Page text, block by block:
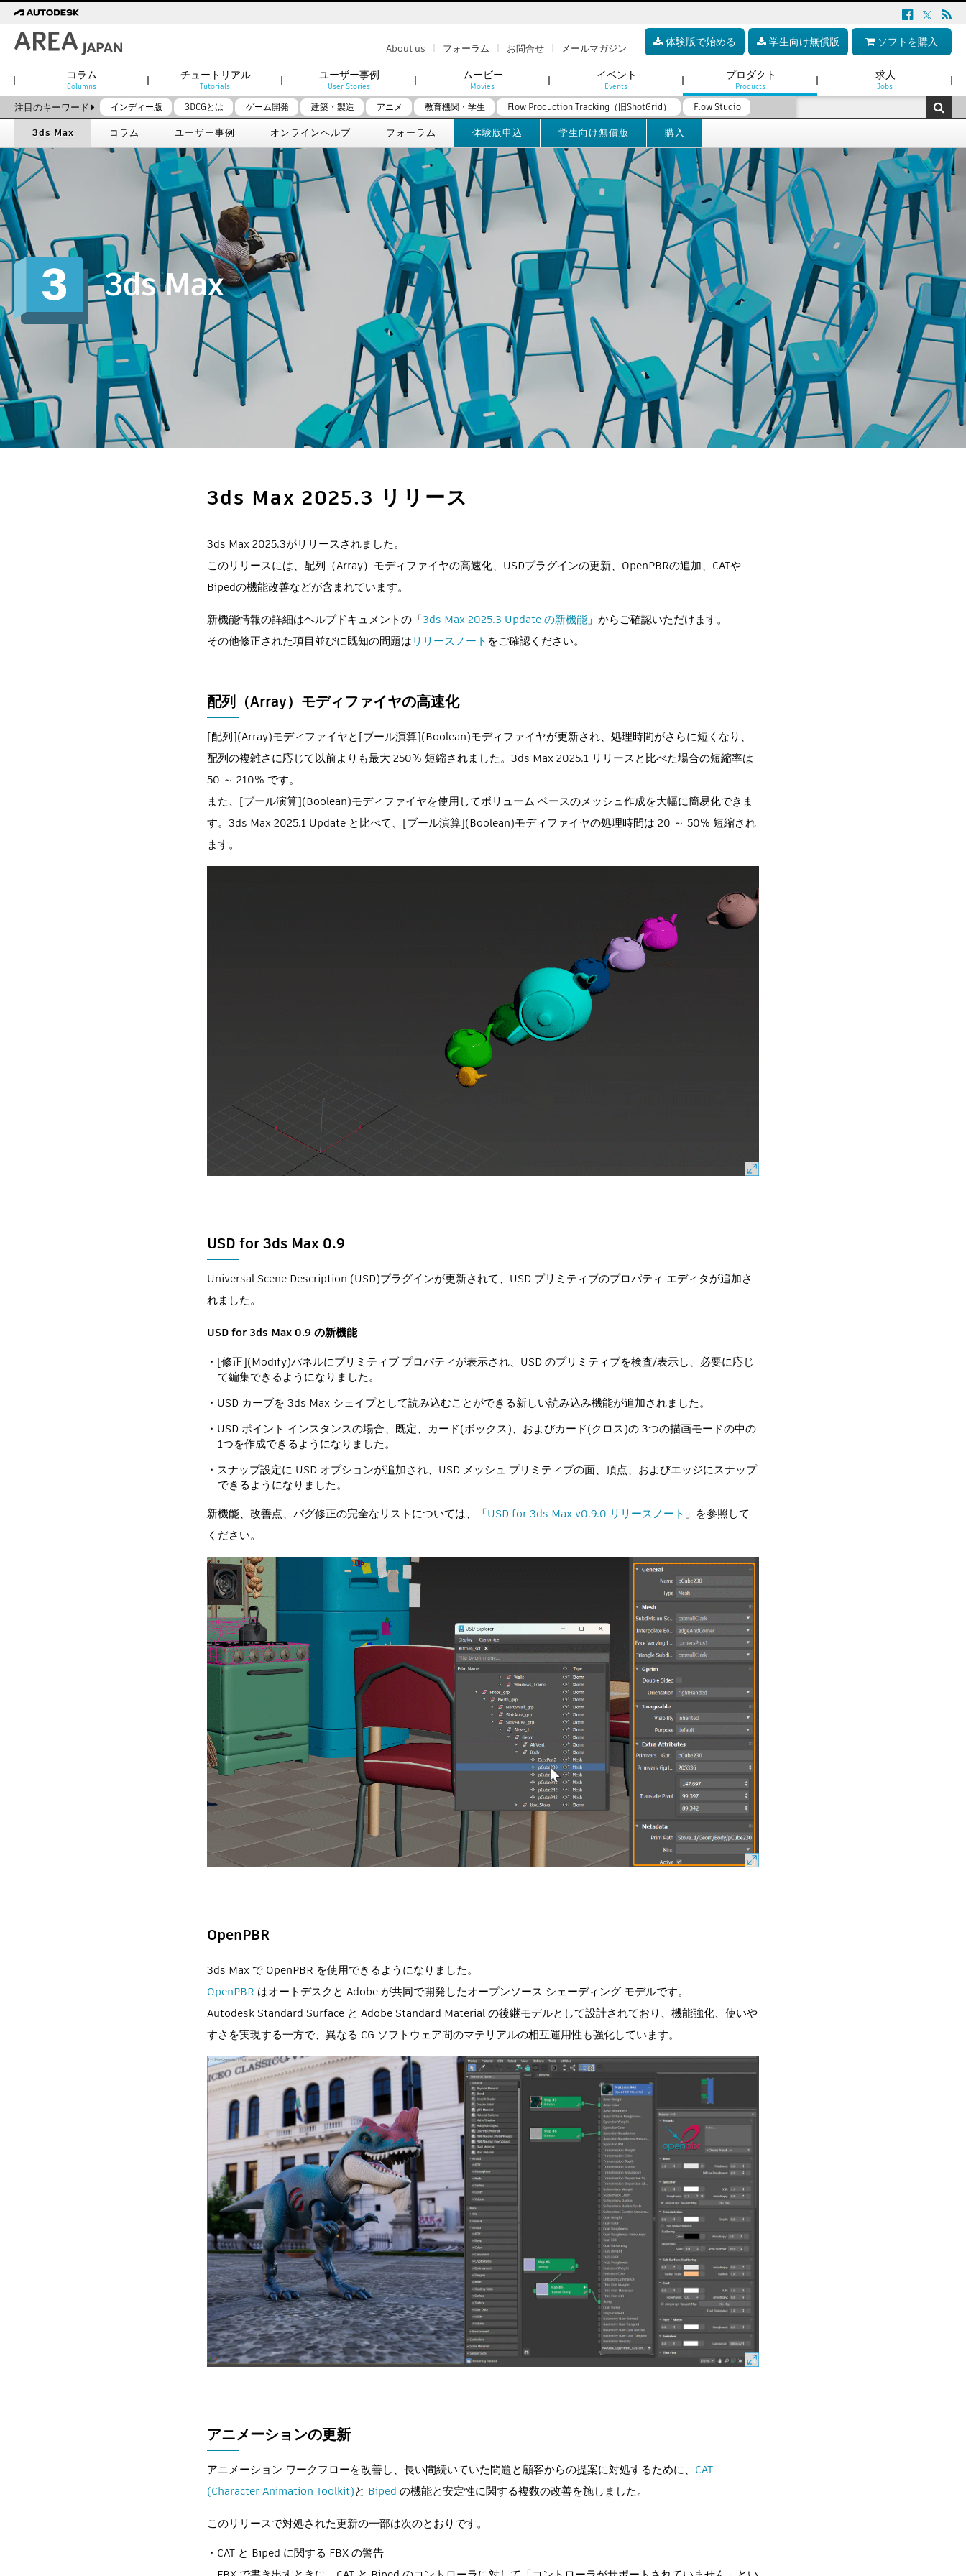
体験版で始める 学生向け無償版 ソフトを購入
About us | フォーラム | お問合せ | メールマガジン
コラム
Columns
チュートリアル
Tutorials
ユーザー事例
User Stories
ムービー
Movies
イベント
Events
プロダクト
Products
求人
Jobs
注目のキーワード インディー版 3DCGとは ゲーム開発 建築・製造 アニメ 教育機関・学生 Flow Production Tracking（旧ShotGrid） Flow Studio
3ds Max コラム ユーザー事例 オンラインヘルプ フォーラム 体験版申込 学生向け無償版 購入
3ds Max 2025.3 リリース
3ds Max 2025.3がリリースされました。
このリリースには、配列（Array）モディファイヤの高速化、USDプラグインの更新、OpenPBRの追加、CATや
Bipedの機能改善などが含まれています。
新機能情報の詳細はヘルプドキュメントの「3ds Max 2025.3 Update の新機能 」からご確認いただけます。
その他修正された項目並びに既知の問題はリリースノート をご確認ください。
配列（Array）モディファイヤの高速化
[配列](Array)モディファイヤと[ブール演算](Boolean)モディファイヤが更新され、処理時間がさらに短くなり、
配列の複雑さに応じて以前よりも最大 250% 短縮されました。3ds Max 2025.1 リリースと比べた場合の短縮率は
50 ～ 210% です。
また、[ブール演算](Boolean)モディファイヤを使用してボリューム ベースのメッシュ作成を大幅に簡易化できま
す。3ds Max 2025.1 Update と比べて、[ブール演算](Boolean)モディファイヤの処理時間は 20 ～ 50% 短縮され
ます。
USD for 3ds Max 0.9
Universal Scene Description (USD)プラグインが更新されて、USD プリミティブのプロパティ エディタが追加さ
れました。
USD for 3ds Max 0.9 の新機能
[修正](Modify)パネルにプリミティブ プロパティが表示され、USD のプリミティブを検査/表示し、必要に応じ
て編集できるようになりました。
USD カーブを 3ds Max シェイプとして読み込むことができる新しい読み込み機能が追加されました。
USD ポイント インスタンスの場合、既定、カード(ボックス)、およびカード(クロス)の 3つの描画モードの中の
1つを作成できるようになりました。
スナップ設定に USD オプションが追加され、USD メッシュ プリミティブの面、頂点、およびエッジにスナップ
できるようになりました。
新機能、改善点、バグ修正の完全なリストについては、「USD for 3ds Max v0.9.0 リリースノート」を参照して
ください。
OpenPBR
3ds Max で OpenPBR を使用できるようになりました。
OpenPBR はオートデスクと Adobe が共同で開発したオープンソース シェーディング モデルです。
Autodesk Standard Surface と Adobe Standard Material の後継モデルとして設計されており、機能強化、使いや
すさを実現する一方で、異なる CG ソフトウェア間のマテリアルの相互運用性も強化しています。
アニメーションの更新
アニメーション ワークフローを改善し、長い間続いていた問題と顧客からの提案に対処するために、 CAT
(Character Animation Toolkit)と Biped の機能と安定性に関する複数の改善を施しました。
このリリースで対処された更新の一部は次のとおりです。
CAT と Biped に関する FBX の警告